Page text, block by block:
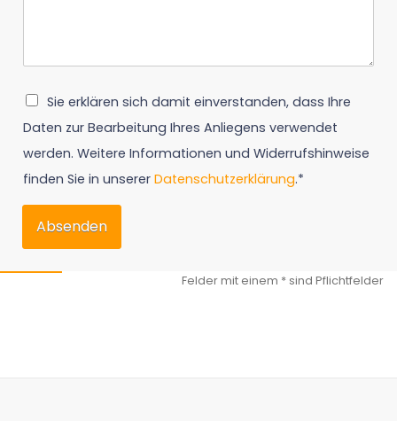
Sie erklären sich damit einverstanden, dass Ihre
Daten zur Bearbeitung Ihres Anliegens verwendet
werden. Weitere Informationen und Widerrufshinweise
finden Sie in unserer Datenschutzerklärung.*
Absenden